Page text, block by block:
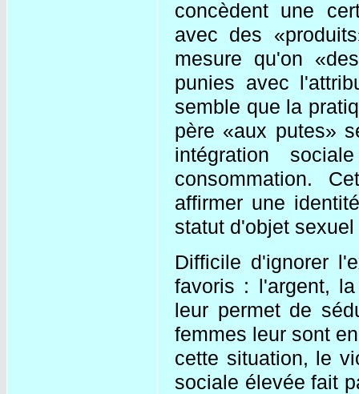
concèdent une
avec des
mesure qu'on
punies avec
semble que la
père «aux putes»
intégration
consommation.
affirmer une
statut d'objet
Difficile d'ignorer
favoris : l'argent,
leur permet de
femmes leur sont
cette situation, le
sociale élevée fait